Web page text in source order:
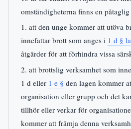
omständigheterna finns en
1. att den unge kommer att utöva
innefattar brott som anges i 1 d §
åtgärder för att förhindra vissa
2. att brottslig verksamhet som
1 d eller 1 e § den lagen kommer
organisation eller grupp och det
tillhör eller verkar för
kommer att främja denna